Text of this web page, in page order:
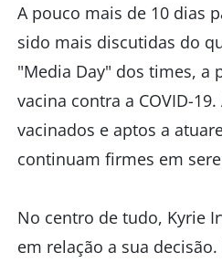
A pouco mais de 10 dias
sido mais discutidas do
"Media Day" dos times, a
vacina contra a COVID-
vacinados e aptos a
continuam firmes em
No centro de tudo, Kyrie
em relação a sua